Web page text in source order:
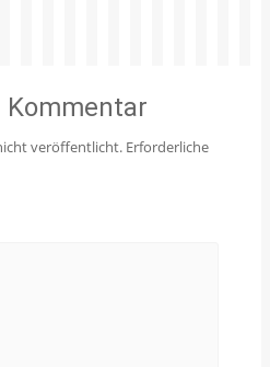
Kommentar
veröffentlicht. Erforderliche